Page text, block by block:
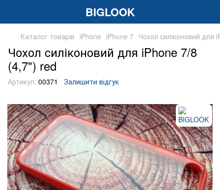
BIGLOOK
Каталог товарів iPhone iPhone 7 Чохол cиліконовий для
Чохол cиліконовий для iPhone 7/8
(4,7") red
Артикул: 00371 Залишити відгук